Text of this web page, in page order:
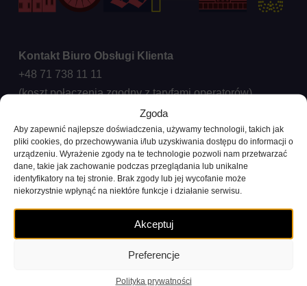
Zgoda
Aby zapewnić najlepsze doświadczenia, używamy technologii, takich jak
pliki cookies, do przechowywania i/lub uzyskiwania dostępu do informacji o
urządzeniu. Wyrażenie zgody na te technologie pozwoli nam przetwarzać
dane, takie jak zachowanie podczas przeglądania lub unikalne
identyfikatory na tej stronie. Brak zgody lub jej wycofanie może
niekorzystnie wpłynąć na niektóre funkcje i działanie serwisu.
Akceptuj
Preferencje
Polityka prywatności
Kontakt Biuro Obsługi Klienta
+48 71 738 11 11
(koszt połączenia zgodny z taryfami operatorów)
Reklamacje i zapytania
ck@wroclawskirower.pl
Dla mediów
Współpraca: +48 696 003 711
e-mail:media@nextbike.pl